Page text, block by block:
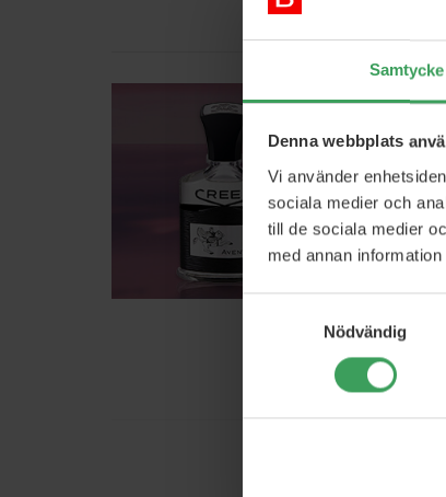
Samtycke
Denna webbplats
Vi använder
sociala medier och
till de sociala medier
med annan
Nödvändig